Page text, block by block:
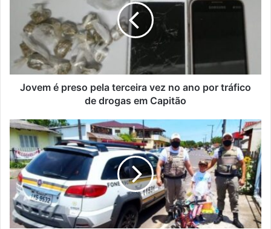
terceira
vez
ano
por
tráfico
em
Capitão
Jovem é preso pela terceira vez no ano por tráfico
de drogas em Capitão
Brigada
Militar
entrega
bicicleta
a
menino